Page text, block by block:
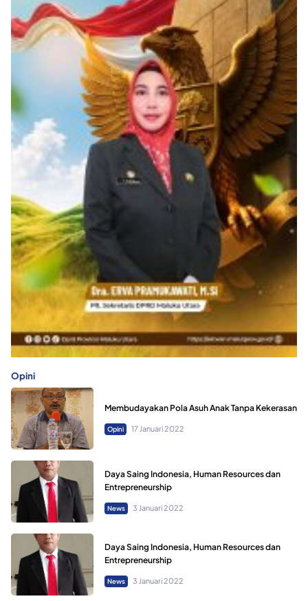
Opini
Membudayakan Pola Asuh Anak Tanpa Kekerasan
Opini 17 Januari 2022
Daya Saing Indonesia, Human Resources dan
Entrepreneurship
News 3 Januari 2022
Daya Saing Indonesia, Human Resources dan
Entrepreneurship
News 3 Januari 2022